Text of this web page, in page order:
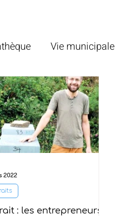
Vie municipale
Santé Urbanisme
: les entrepreneurs
2022